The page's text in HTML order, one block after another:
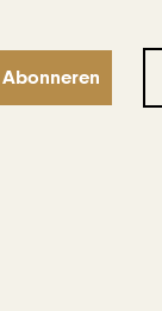
Abonneren